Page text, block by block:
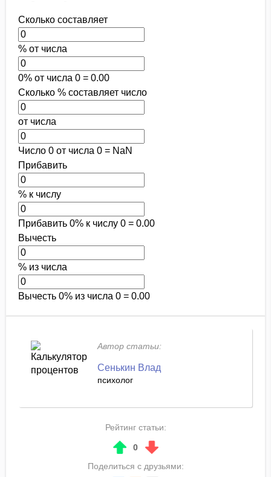
Сколько составляет
% от числа
0% от числа 0 = 0.00
Сколько % составляет число
от числа
Число 0 от числа 0 = NaN
Прибавить
% к числу
Прибавить 0% к числу 0 = 0.00
Вычесть
% из числа
Вычесть 0% из числа 0 = 0.00
Автор статьи:
Сенькин Влад
психолог
Рейтинг статьи:
0
Поделиться с друзьями: